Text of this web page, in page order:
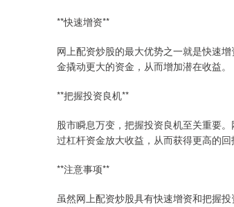
**快速增资**
网上配资炒股的最大优势之一就是快速
金撬动更大的资金，从而增加潜在收益。
**把握投资良机**
股市瞬息万变，把握投资良机至关重要
过杠杆资金放大收益，从而获得更高的回
**注意事项**
虽然网上配资炒股具有快速增资和把握